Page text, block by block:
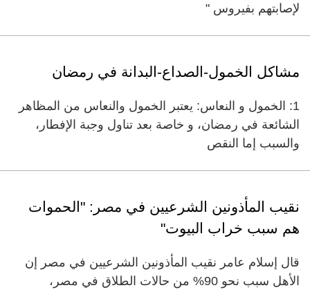
لإصابتهم بفيروس "
مشاكل الخمول-الصداع-البدانة في رمضان
1: الخمول و النعاس: يعتبر الخمول والنعاس من المظاهر
الشائعة في رمضان، و خاصة بعد تناول وجبة الإفطار،
والسبب إما النقص
نقيب المأذونين الشرعيين في مصر: "الحموات
هم سبب خراب البيوت"
قال إسلام عامر نقيب المأذونين الشرعيين في مصر إن
الأهل سبب نحو 90% من حالات الطلاق في مصر،